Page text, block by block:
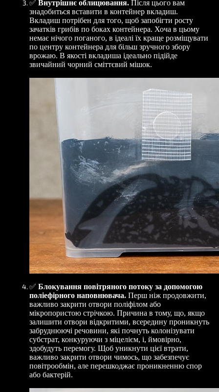
✅ Внутрішнє облицювання. Після цього вам
знадобиться вставити в контейнер вкладиш.
Вкладиш потрібен для того, щоб запобігти росту
зачатків грибів по боках контейнера. Хоча в цьому
немає нічого поганого, в ідеалі їх краще розміщувати
по центру контейнера для більш зручного збору
врожаю. В якості вкладиша ідеально підійде
звичайний чорний сміттєвий мішок.
✅ Блокування повітряного потоку за допомогою
поліефірного наповнювача. Перш ніж продовжити,
важливо закрити отвори поліфілом або
мікропористою стрічкою. Причина в тому, що, якщо
залишити отвори відкритими, всередину проникнуть
забруднюючі речовини, які почнуть колонізувати
субстрат, конкуруючи з міцелієм, і, ймовірно,
здобудуть перемогу. Щоб уникнути цієї втрати,
важливо закрити отвори чимось, що забезпечує
повітрообмін, але перешкоджає проникненню спор
або бактерій.